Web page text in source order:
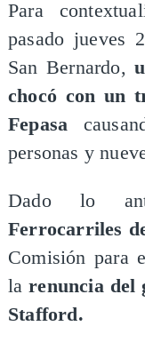
Para
pasado jueves
San Bernardo,
chocó con un
Fepasa
personas y
Dado lo
Ferrocarriles
Comisión para
larenuncia del
Stafford.